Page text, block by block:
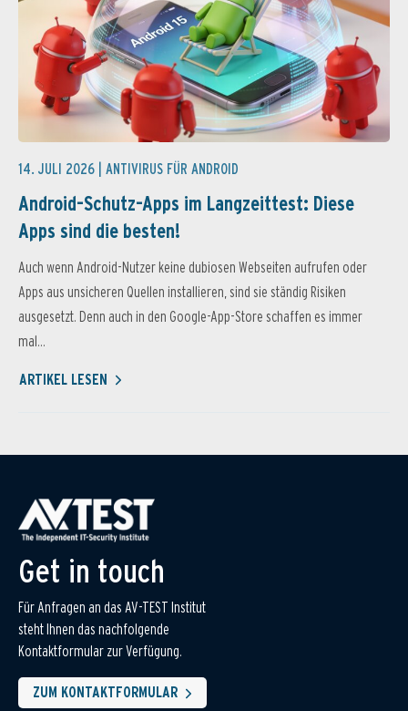
14. JULI 2026 | ANTIVIRUS FÜR ANDROID
Android-Schutz-Apps im Langzeittest: Diese
Apps sind die besten!
Auch wenn Android-Nutzer keine dubiosen Webseiten aufrufen oder
Apps aus unsicheren Quellen installieren, sind sie ständig Risiken
ausgesetzt. Denn auch in den Google-App-Store schaffen es immer
mal...
ARTIKEL LESEN
Get in touch
Für Anfragen an das AV-TEST Institut
steht Ihnen das nachfolgende
Kontaktformular zur Verfügung.
ZUM KONTAKTFORMULAR